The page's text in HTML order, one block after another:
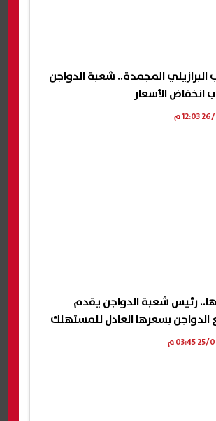
المجمدة.. شعبة الدواجن
انخفاض الأسعار
رئيس شعبة الدواجن يقدم
الدواجن بسعرها العادل للمستهلك